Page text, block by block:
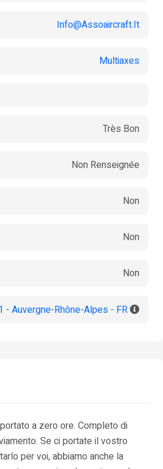
Info@assoaircraft.it
Multiaxes
Très Bon
Non Renseignée
Non
Non
Non
- Auvergne-Rhône-Alpes - FR
a zero ore. Completo di
Se ci portate il vostro
per voi, abbiamo anche la